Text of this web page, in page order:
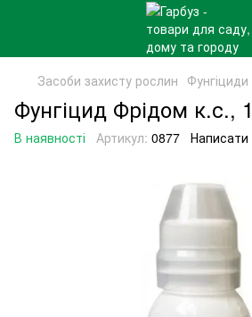
Засоби захисту рослин
Фунгіцид Фрідом к.с.,
В наявності Артикул: 0877 Написати